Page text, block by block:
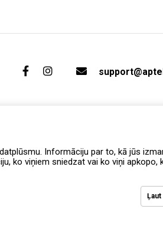
Informāciju par to, kā jūs
ko viņiem sniedzat vai ko viņi apkopo,
Ļaut